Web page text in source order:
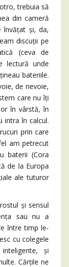
trebuia să
din cameră
învățat și, da,
discuții pe
(ceva de
lectură unde
bateriile.
de nevoie,
care nu îți
în vârstă, în
intra în calcul.
prin care
am petrecut
baterii (Cora
de la Europa
ale tuturor
și sensul
sau nu a
între timp le-
cu colegele
și
Cărțile ne